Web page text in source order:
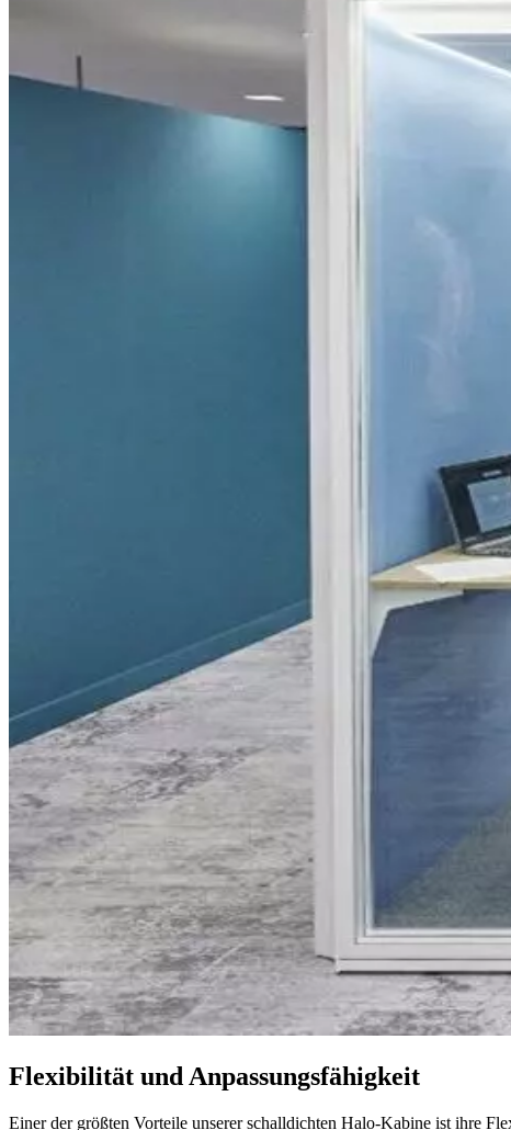
Flexibilität und Anpassungsfähigkeit
Einer der größten Vorteile unserer schalldichten Halo-Kabine ist ihre